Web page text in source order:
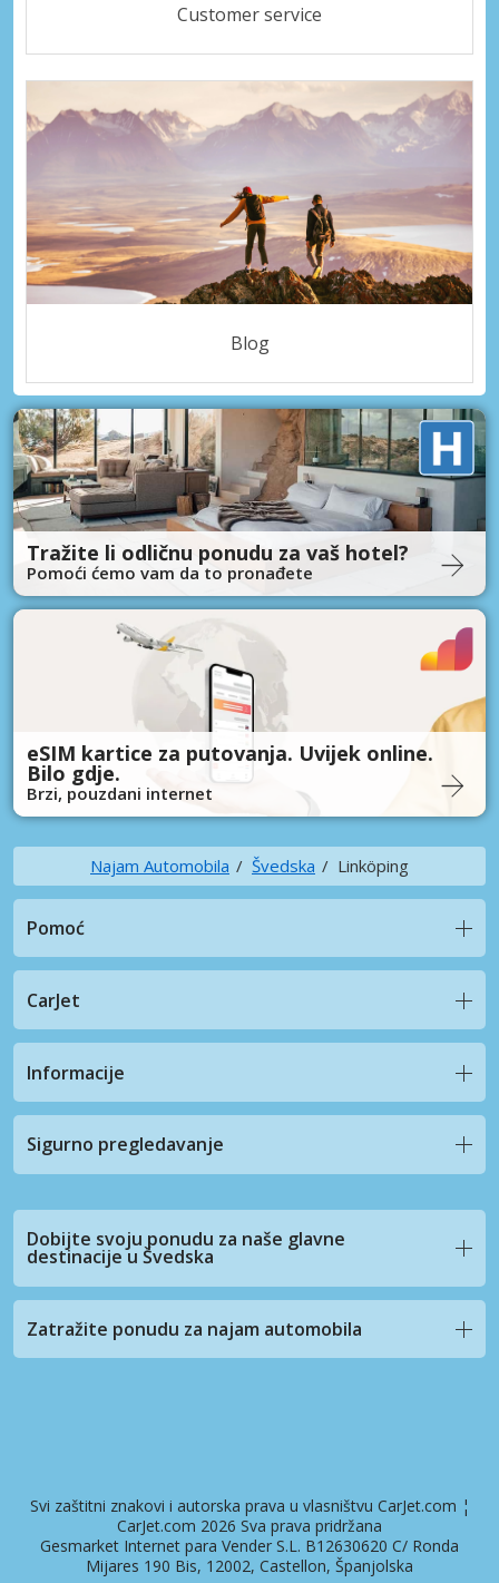
Customer service
Blog
Tražite li odličnu ponudu za vaš hotel?
Pomoći ćemo vam da to pronađete
eSIM kartice za putovanja. Uvijek online.
Bilo gdje.
Brzi, pouzdani internet
Najam Automobila Švedska Linköping
Pomoć
CarJet
Informacije
Sigurno pregledavanje
Dobijte svoju ponudu za naše glavne
destinacije u Švedska
Zatražite ponudu za najam automobila
Svi zaštitni znakovi i autorska prava u vlasništvu CarJet.com ¦
CarJet.com 2026 Sva prava pridržana
Gesmarket Internet para Vender S.L. B12630620 C/ Ronda
Mijares 190 Bis, 12002, Castellon, Španjolska